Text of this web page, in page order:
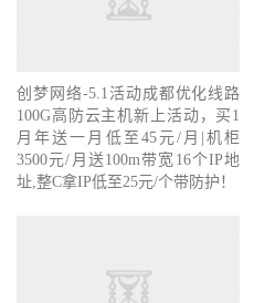
创梦网络-5.1活动成都优化线路
100G高防云主机新上活动，买1
月年送一月低至45元/月|机柜
3500元/月送100m带宽16个IP地
址,整C拿IP低至25元/个带防护！